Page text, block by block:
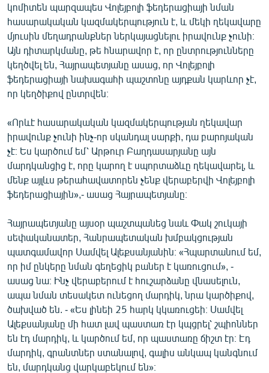
կոմիտեն պարզապես Վոլեյբոլի ֆեդերացիայի նման
հասարակական կազմակերպություն է, և մեկի ղեկավարը
մյուսին մեղադրանքներ ներկայացնելու իրավունք չունի։
Այն դիտարկմանը, թե հնարավոր է, որ ընտրությունները
կեղծվել են, Հայրապետյանը ասաց, որ Վոլեյբոլի
ֆեդերացիայի նախագահի պաշտոնը այդքան կարևոր չէ,
որ կեղծիքով ընտրվեն։
«Որևէ հասարակական կազմակերպության ղեկավար
իրավունք չունի ինչ-որ սկանդալ սարքի, դա բարոյական
չէ։ Ես կարծում եմ՝ Արթուր Բաղդասարյանը այն
մարդկանցից է, որը կարող է սպորտաձևը ղեկավարել, և
մենք այլևս թերահավատորեն չենք վերաբերվի Վոլեյբոլի
ֆեդերացիային»,- ասաց Հայրապետյանը։
Հայրապետյանը այսօր պաշտպանեց նաև Փակ շուկայի
սեփականատեր, Հանրապետական խմբակցության
պատգամավոր Սամվել Ալեքսանյանին։ «Հպարտանում եմ,
որ իմ ընկերը նման գեղեցիկ բաներ է կառուցում», -
ասաց նա։ Ինչ վերաբերում է հուշարձանը վնասելուն,
ապա նման տեսակետ ունեցող մարդիկ, նրա կարծիքով,
ծախված են. - «Ես լինեի 25 հարկ կկառուցեի։ Սամվել
Ալեքսանյանը մի հատ լավ պաստառ էր կպցրել՝ շպիոններ
են էդ մարդիկ, և կարծում եմ, որ պաստառը ճիշտ էր։ Էդ
մարդիկ, գրանտներ ստանալով, գալիս անկապ կանգնում
են, մարդկանց վարկաբեկում են»։